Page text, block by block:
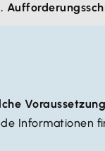
Informationen